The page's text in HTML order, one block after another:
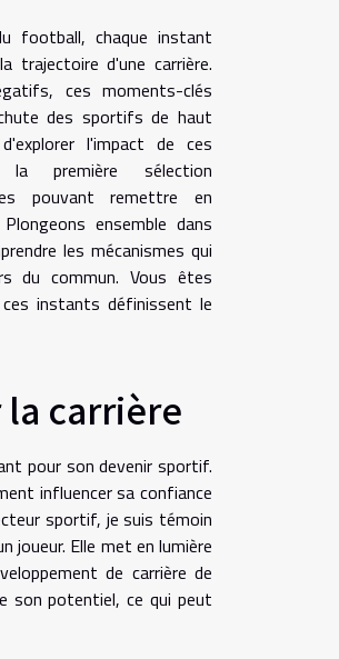
football, chaque instant
trajectoire d'une carrière.
ces moments-clés
des sportifs de haut
l'impact de ces
première sélection
pouvant remettre en
ensemble dans
les mécanismes qui
du commun. Vous êtes
instants définissent le
carrière
pour son devenir sportif.
influencer sa confiance
sportif, je suis témoin
joueur. Elle met en lumière
de carrière de
son potentiel, ce qui peut